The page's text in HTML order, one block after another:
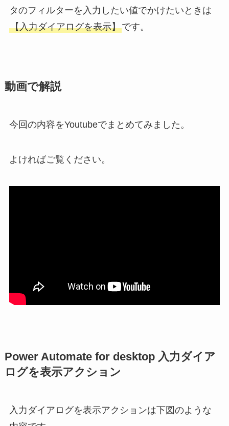
タのフィルターを入力したい値でかけたいときは
【入力ダイアログを表示】です。
動画で解説
今回の内容をYoutubeでまとめてみました。
よければご覧ください。
Power Automate for desktop 入力ダイア
ログを表示アクション
入力ダイアログを表示アクションは下図のような